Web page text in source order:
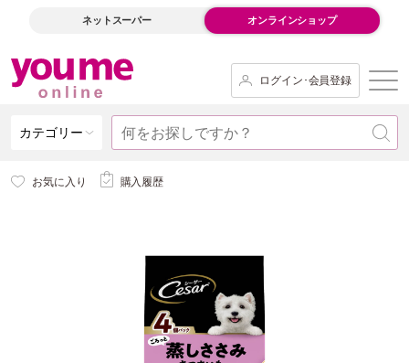
ネットスーパー オンラインショップ
ログイン･会員登録
カテゴリー
お気に入り 購入履歴